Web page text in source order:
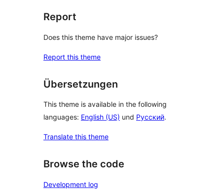
Report
Does this theme have major issues?
Report this theme
Übersetzungen
This theme is available in the following
languages: English (US) und Русский.
Translate this theme
Browse the code
Development log